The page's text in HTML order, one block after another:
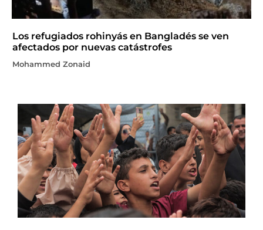
Los refugiados rohinyás en Bangladés se ven
afectados por nuevas catástrofes
Mohammed Zonaid